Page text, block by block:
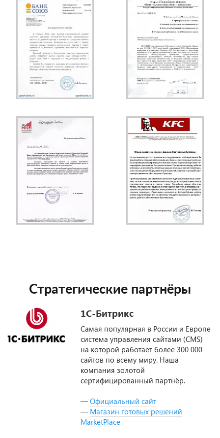
Стратегические партнёры
1С-Битрикс
Самая популярная в России и Европе
система управления сайтами (CMS)
на которой работает более 300 000
сайтов по всему миру. Наша
сертифицированный партнёр.
—Официальный сайт